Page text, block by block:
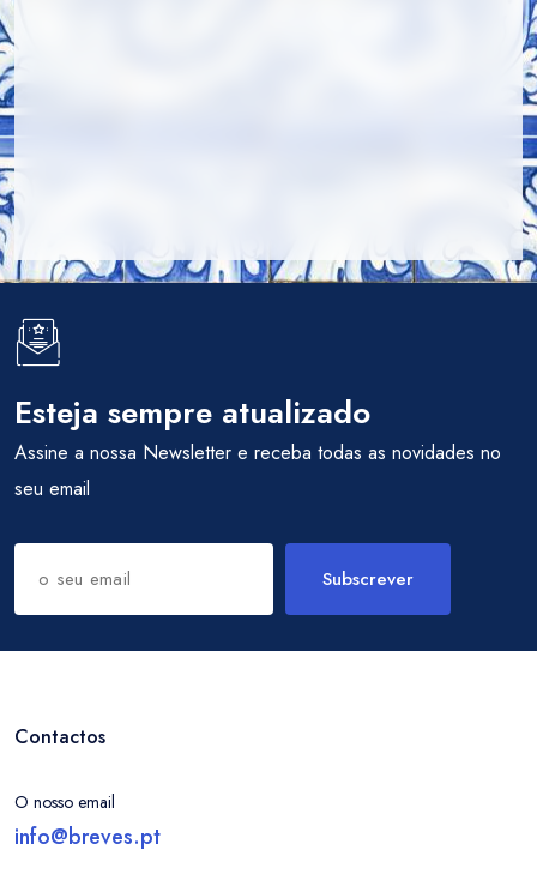
Esteja sempre atualizado
Assine a nossa Newsletter e receba todas as novidades no
seu email
Subscrever
Contactos
O nosso email
info@breves.pt